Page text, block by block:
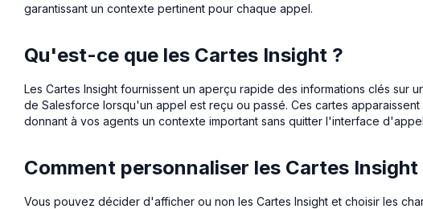
garantissant un contexte pertinent pour chaque appel.
Qu'est-ce que les Cartes Insight ?
Les Cartes Insight fournissent un aperçu rapide des informations clés sur
de Salesforce lorsqu'un appel est reçu ou passé. Ces cartes
donnant à vos agents un contexte important sans quitter l'interface
Comment personnaliser les Cartes
Vous pouvez décider d'afficher ou non les Cartes Insight et choisir les